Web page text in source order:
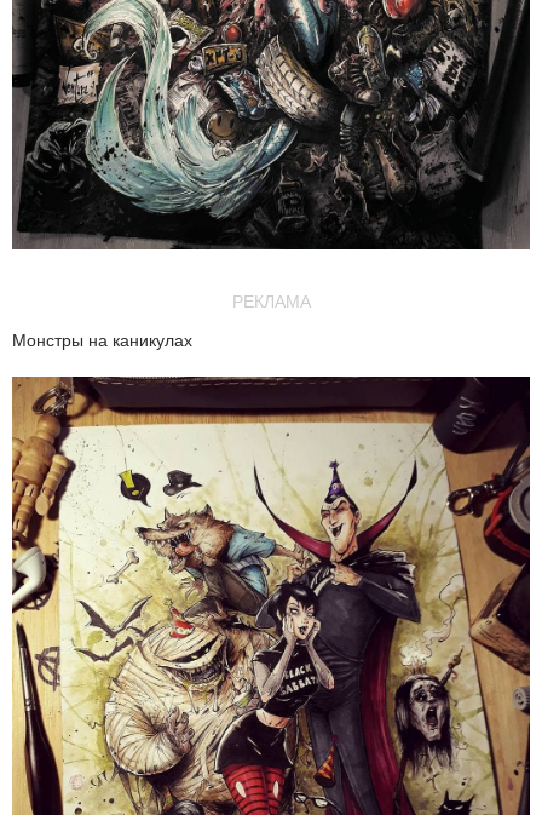
РЕКЛАМА
Монстры на каникулах